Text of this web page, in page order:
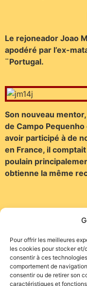
Pour offrir les meilleures
les cookies pour stocker et/
consentir à ces
comportement de
consentir ou de retirer son
caractéristiques et
Le rejoneador Joao
apodéré par l’ex-
¨Portugal.
Son nouveau
de Campo
avoir participé à de
en France, il
poulain
obtienne la même
Site de